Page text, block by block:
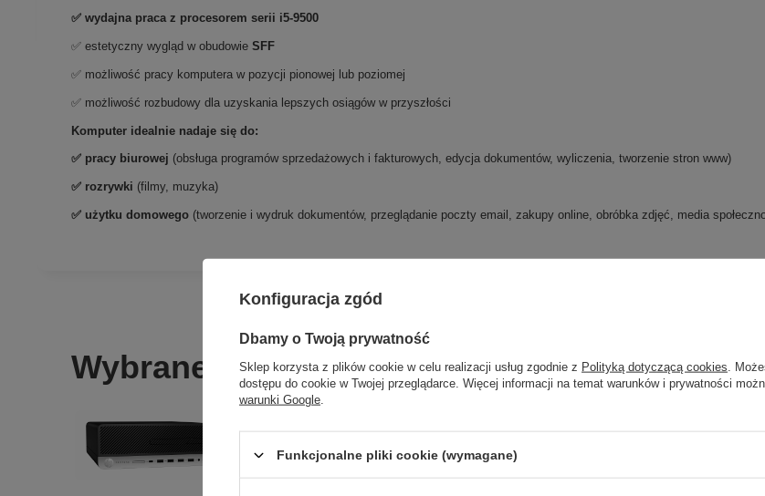
✅ wydajna praca z procesorem serii i5-9500
✅ estetyczny wygląd w obudowieSFF
✅ możliwość pracy komputera w pozycji pionowej lub poziomej
✅ możliwość rozbudowy dla uzyskania lepszych osiągów w przyszłości
Komputer idealnie nadaje się do:
✅ pracy biurowej (obsługa programów sprzedażowych i fakturowych, edycja dokumentów, wyliczenia, tworzenie stron www)
✅ rozrywki (filmy, muzyka)
✅ użytku domowego (tworzenie i wydruk dokumentów, przeglądanie poczty email, zakupy online, obróbka zdjęć, media
Wybrane dla Ciebie
Konfiguracja zgód
Dbamy o Twoją prywatność
Sklep korzysta z plików cookie w celu realizacji usług zgodnie z Polityką dotyczącą cookies .
dostępu do cookie w Twojej przeglądarce. Więcej informacji na temat warunków i prywatności
warunki Google
Funkcjonalne pliki cookie (wymagane)